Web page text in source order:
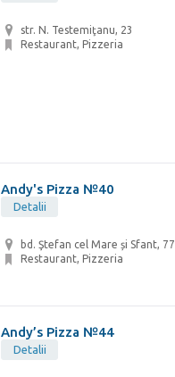
str. N. Testemiţanu, 23
Restaurant, Pizzeria
Andy's Pizza №40
Detalii
bd. Ştefan cel Mare și Sfant, 77
Restaurant, Pizzeria
Andy’s Pizza №44
Detalii